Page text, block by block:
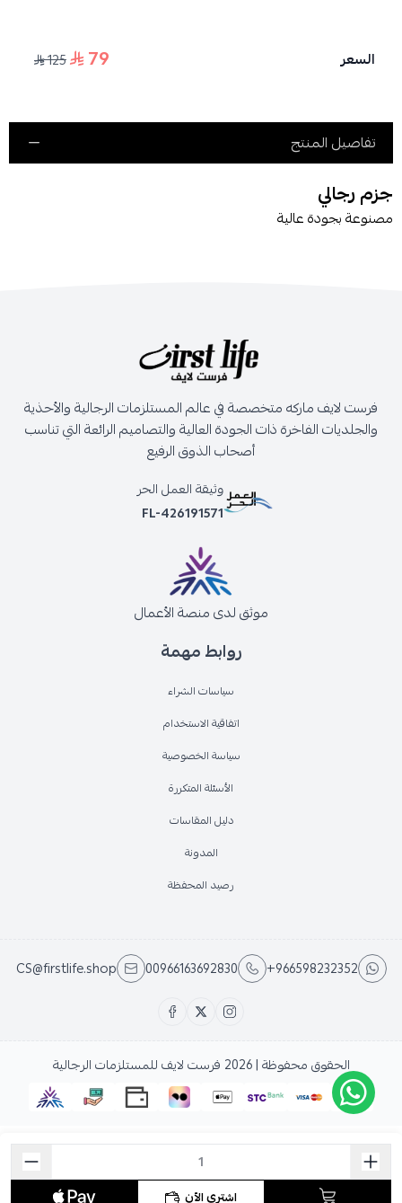
السعر 79
125
اشتري الآن
تفاصيل المنتج
جزم رجالي
مصنوعة بجودة عالية
روابط مهمة
سياسات الشراء
اتفاقية الاستخدام
سياسة الخصوصية
الأسئلة المتكررة
دليل المقاسات
المدونة
رصيد المحفظة
فرست لايف ماركه متخصصة في عالم المستلزمات الرجالية والأحذية
والجلديات الفاخرة ذات الجودة العالية والتصاميم الرائعة التي تناسب
أصحاب الذوق الرفيع
وثيقة العمل الحر
FL-426191571
موثق لدى منصة الأعمال
+966598232352
00966163692830
CS@firstlife.shop
الحقوق محفوظة | 2026 فرست لايف للمستلزمات الرجالية